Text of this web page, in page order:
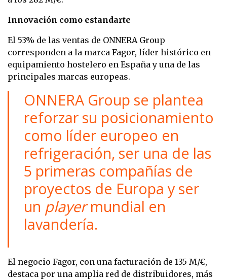
Innovación como estandarte
El 53% de las ventas de ONNERA Group
corresponden a la marca Fagor, líder histórico en
equipamiento hostelero en España y una de las
principales marcas europeas.
ONNERA Group se plantea
reforzar su posicionamiento
como líder europeo en
refrigeración, ser una de las
5 primeras compañías de
proyectos de Europa y ser
un playermundial en
lavandería.
El negocio Fagor, con una facturación de 135 M/€,
destaca por una amplia red de distribuidores, más